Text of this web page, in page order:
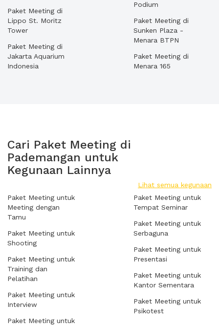
Paket Meeting di
Lippo St. Moritz
Tower
Paket Meeting di
Jakarta Aquarium
Indonesia
Podium
Paket Meeting di
Sunken Plaza -
Menara BTPN
Paket Meeting di
Menara 165
Cari Paket Meeting di
Pademangan untuk
Kegunaan Lainnya
Lihat semua kegunaan
Paket Meeting untuk
Meeting dengan
Tamu
Paket Meeting untuk
Shooting
Paket Meeting untuk
Training dan
Pelatihan
Paket Meeting untuk
Interview
Paket Meeting untuk
Paket Meeting untuk
Tempat Seminar
Paket Meeting untuk
Serbaguna
Paket Meeting untuk
Presentasi
Paket Meeting untuk
Kantor Sementara
Paket Meeting untuk
Psikotest